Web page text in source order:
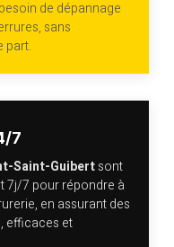
de dépannage
sans
part.
7
Saint-Guibertsont
7j/7 pour répondre à
en assurant des
efficaces et